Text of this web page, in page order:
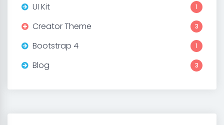
UI Kit 1
Creator Theme 3
Bootstrap 4 1
Blog 3